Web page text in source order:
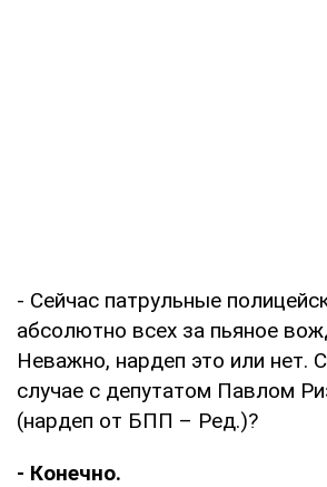
- Сейчас патрульные
абсолютно всех за пьяное
Неважно, нардеп это или нет.
случае с депутатом Павлом
(нардеп от БПП – Ред.)?
- Конечно.